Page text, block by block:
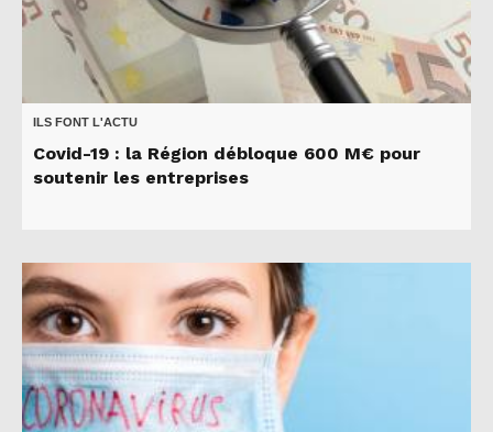
ILS FONT L'ACTU
Covid-19 : la Région débloque 600 M€ pour
soutenir les entreprises